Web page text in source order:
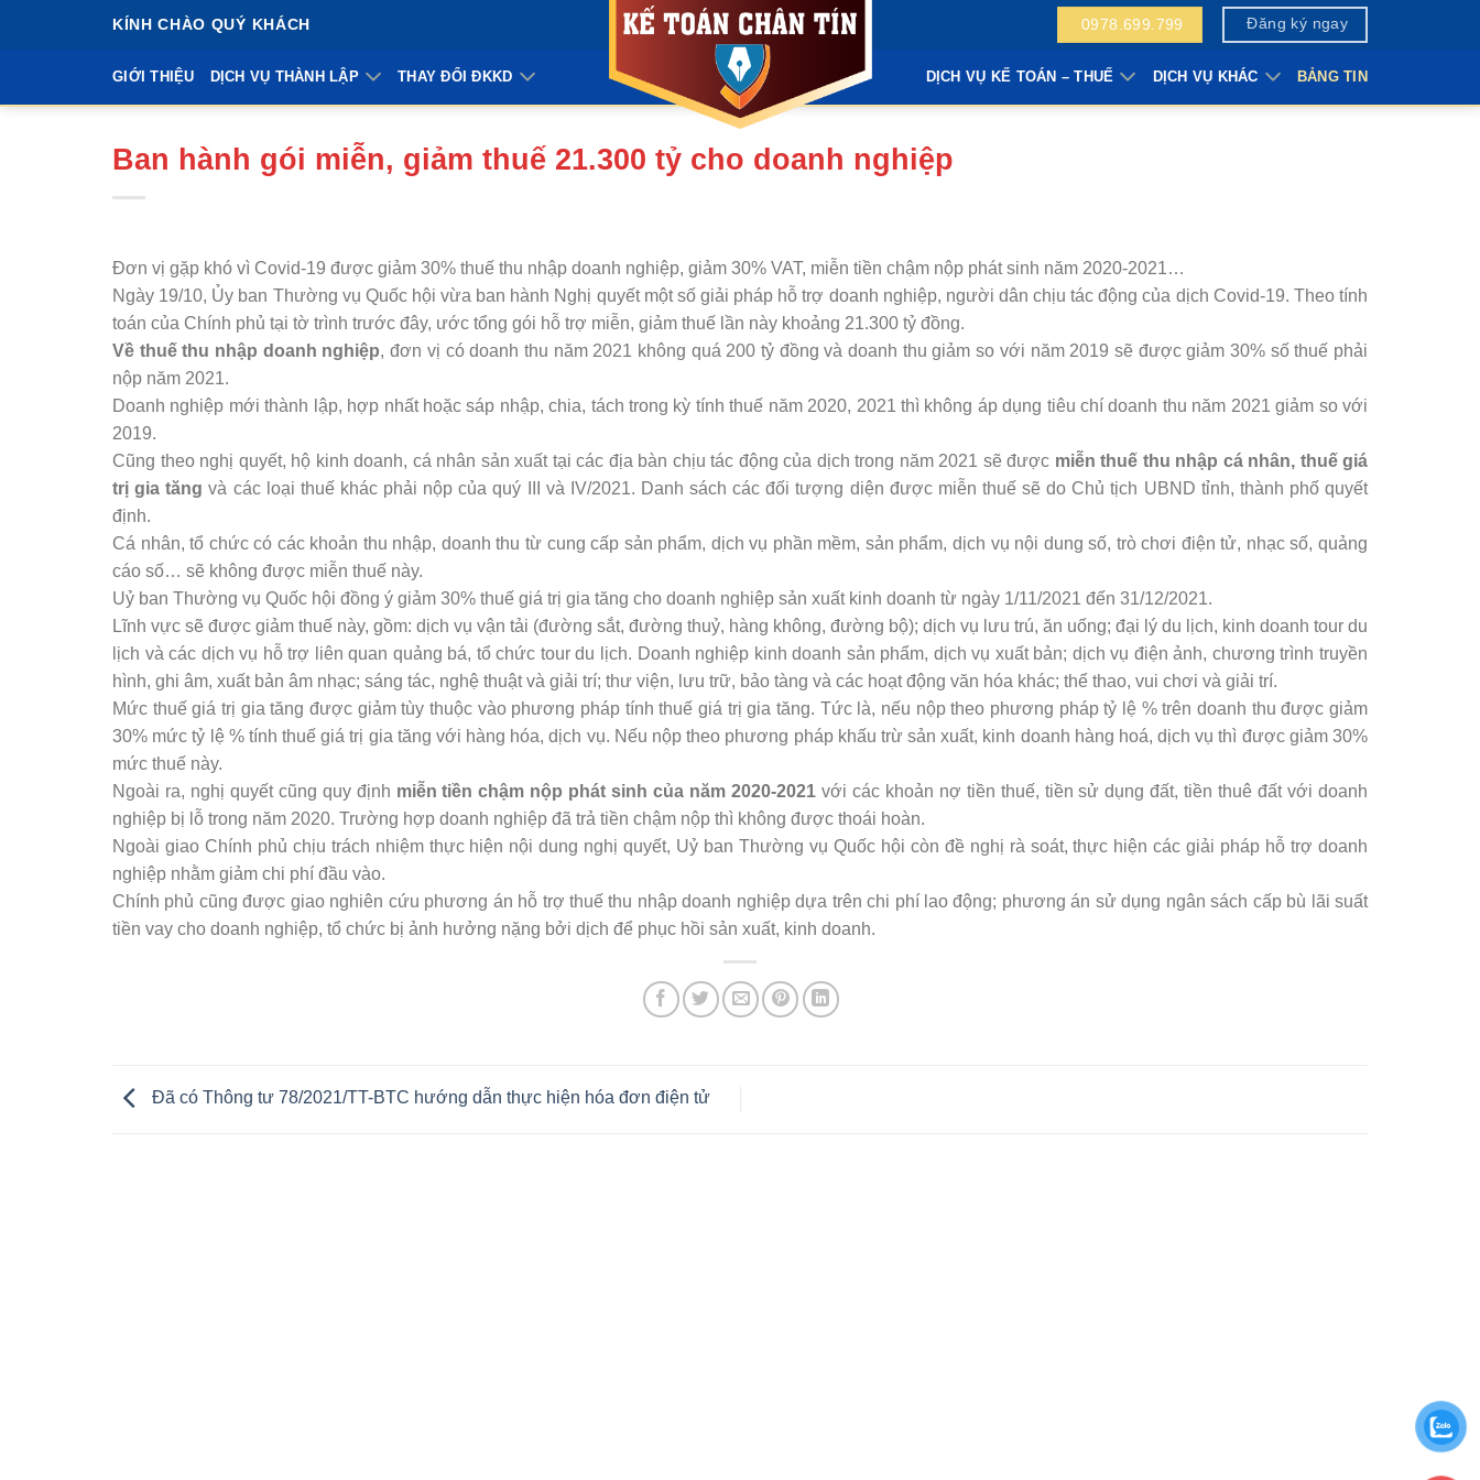
KÍNH CHÀO QUÝ KHÁCH 0978.699.799 Đăng ký ngay
GIỚI THIỆU DỊCH VỤ THÀNH LẬP THAY ĐỔI ĐKKD DỊCH VỤ KẾ TOÁN – THUẾ DỊCH VỤ KHÁC BẢNG TIN
Ban hành gói miễn, giảm thuế 21.300 tỷ cho doanh nghiệp
Đơn vị gặp khó vì Covid-19 được giảm 30% thuế thu nhập doanh nghiệp, giảm 30% VAT, miễn tiền chậm nộp phát sinh năm 2020-2021…
Ngày 19/10, Ủy ban Thường vụ Quốc hội vừa ban hành Nghị quyết một số giải pháp hỗ trợ doanh nghiệp, người dân chịu tác động của dịch Covid-19. Theo tính
toán của Chính phủ tại tờ trình trước đây, ước tổng gói hỗ trợ miễn, giảm thuế lần này khoảng 21.300 tỷ đồng.
Về thuế thu nhập doanh nghiệp, đơn vị có doanh thu năm 2021 không quá 200 tỷ đồng và doanh thu giảm so với năm 2019 sẽ được giảm 30% số thuế phải
nộp năm 2021.
Doanh nghiệp mới thành lập, hợp nhất hoặc sáp nhập, chia, tách trong kỳ tính thuế năm 2020, 2021 thì không áp dụng tiêu chí doanh thu năm 2021 giảm so với
2019.
Cũng theo nghị quyết, hộ kinh doanh, cá nhân sản xuất tại các địa bàn chịu tác động của dịch trong năm 2021 sẽ được miễn thuế thu nhập cá nhân, thuế giá
trị gia tăng và các loại thuế khác phải nộp của quý III và IV/2021. Danh sách các đối tượng diện được miễn thuế sẽ do Chủ tịch UBND tỉnh, thành phố quyết
định.
Cá nhân, tổ chức có các khoản thu nhập, doanh thu từ cung cấp sản phẩm, dịch vụ phần mềm, sản phẩm, dịch vụ nội dung số, trò chơi điện tử, nhạc số, quảng
cáo số… sẽ không được miễn thuế này.
Uỷ ban Thường vụ Quốc hội đồng ý giảm 30% thuế giá trị gia tăng cho doanh nghiệp sản xuất kinh doanh từ ngày 1/11/2021 đến 31/12/2021.
Lĩnh vực sẽ được giảm thuế này, gồm: dịch vụ vận tải (đường sắt, đường thuỷ, hàng không, đường bộ); dịch vụ lưu trú, ăn uống; đại lý du lịch, kinh doanh tour du
lịch và các dịch vụ hỗ trợ liên quan quảng bá, tổ chức tour du lịch. Doanh nghiệp kinh doanh sản phẩm, dịch vụ xuất bản; dịch vụ điện ảnh, chương trình truyền
hình, ghi âm, xuất bản âm nhạc; sáng tác, nghệ thuật và giải trí; thư viện, lưu trữ, bảo tàng và các hoạt động văn hóa khác; thể thao, vui chơi và giải trí.
Mức thuế giá trị gia tăng được giảm tùy thuộc vào phương pháp tính thuế giá trị gia tăng. Tức là, nếu nộp theo phương pháp tỷ lệ % trên doanh thu được giảm
30% mức tỷ lệ % tính thuế giá trị gia tăng với hàng hóa, dịch vụ. Nếu nộp theo phương pháp khấu trừ sản xuất, kinh doanh hàng hoá, dịch vụ thì được giảm 30%
mức thuế này.
Ngoài ra, nghị quyết cũng quy định miễn tiền chậm nộp phát sinh của năm 2020-2021 với các khoản nợ tiền thuế, tiền sử dụng đất, tiền thuê đất với doanh
nghiệp bị lỗ trong năm 2020. Trường hợp doanh nghiệp đã trả tiền chậm nộp thì không được thoái hoàn.
Ngoài giao Chính phủ chịu trách nhiệm thực hiện nội dung nghị quyết, Uỷ ban Thường vụ Quốc hội còn đề nghị rà soát, thực hiện các giải pháp hỗ trợ doanh
nghiệp nhằm giảm chi phí đầu vào.
Chính phủ cũng được giao nghiên cứu phương án hỗ trợ thuế thu nhập doanh nghiệp dựa trên chi phí lao động; phương án sử dụng ngân sách cấp bù lãi suất
tiền vay cho doanh nghiệp, tổ chức bị ảnh hưởng nặng bởi dịch để phục hồi sản xuất, kinh doanh.
Đã có Thông tư 78/2021/TT-BTC hướng dẫn thực hiện hóa đơn điện tử